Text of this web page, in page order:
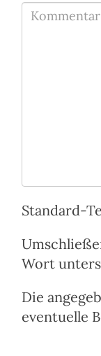
Was
Null
plus
Vier?
Standard-
Wort
Die
eventuelle